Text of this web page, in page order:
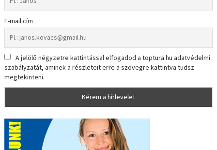
E-mail cím
A jelölő négyzetre kattintással elfogadod a toptura.hu adatvédelmi
szabályzatát, aminek a részleteit erre a szövegre kattintva tudsz
megtekinteni.